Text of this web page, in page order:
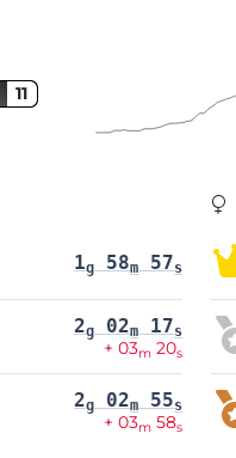
11
1g 58m 57s
2g 02m 17s
+ 03m 20s
2g 02m 55s
+ 03m 58s